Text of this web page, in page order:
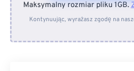
Z
Maksymalny rozmiar pliku 1GB.
Kontynuując, wyrażasz zgodę na